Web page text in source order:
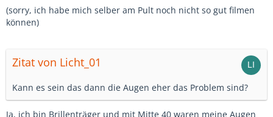
(sorry, ich habe mich selber am Pult noch nicht so gut filmen
können)
Zitat von Licht_01
Kann es sein das dann die Augen eher das Problem sind?
Ja, ich bin Brillenträger und mit Mitte 40 waren meine Augen